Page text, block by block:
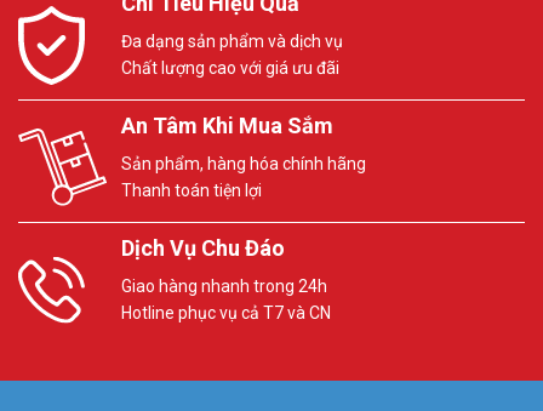
Đa dạng sản phẩm và dịch vụ
Chất lượng cao với giá ưu đãi
An Tâm Khi Mua Sắm
Sản phẩm, hàng hóa chính hãng
Thanh toán tiện lợi
Dịch Vụ Chu Đáo
Giao hàng nhanh trong 24h
Hotline phục vụ cả T7 và CN